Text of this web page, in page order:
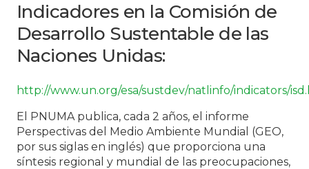
Indicadores en la Comisión de
Desarrollo Sustentable de las
Naciones Unidas:
http://www.un.org/esa/sustdev/natlinfo/indicators/
El PNUMA publica, cada 2 años, el informe
Perspectivas del Medio Ambiente Mundial (GEO,
por sus siglas en inglés) que proporciona una
síntesis regional y mundial de las preocupaciones,